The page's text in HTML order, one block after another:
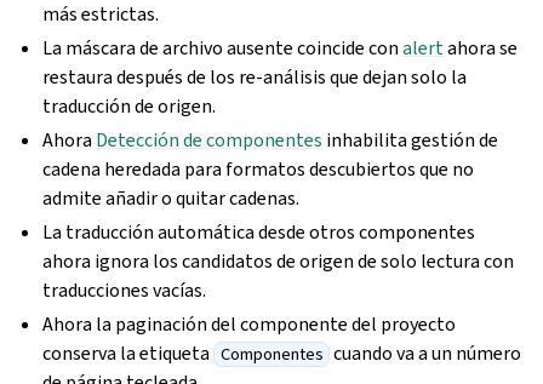
más estrictas.
La máscara de archivo ausente coincide conalertahora se
restaura después de los re‐análisis que dejan solo la
traducción de origen.
Ahora Detección de componentes inhabilita gestión de
cadena heredada para formatos descubiertos que no
admite añadir o quitar cadenas.
La traducción automática desde otros componentes
ahora ignora los candidatos de origen de solo lectura con
traducciones vacías.
Ahora la paginación del componente del proyecto
conserva la etiqueta Componentes cuando va a un número